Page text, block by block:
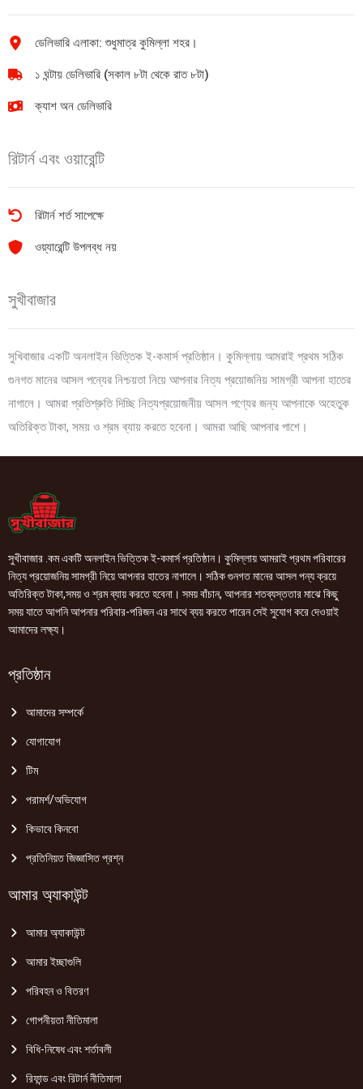
250ml
ডেলিভারি এলাকা: শুধুমাত্র কুমিল্লা শহর।
১ ঘন্টায় ডেলিভারি (সকাল ৮টা থেকে রাত ৮টা)
ক্যাশ অন ডেলিভারি
রিটার্ন এবং ওয়ারেন্টি
রিটার্ন শর্ত সাপেক্ষে
ওয়্যারেন্টি উপলব্ধ নয়
সুখীবাজার
সুখিবাজার একটি অনলাইন ভিত্তিক ই-কমার্স প্রতিষ্ঠান। কুমিল্লায় আমরাই প্রথম সঠিক
গুনগত মানের আসল পন্যের নিশ্চয়তা নিয়ে আপনার নিত্য প্রয়োজনিয় সামগ্রী আপনা হাতের
নাগালে। আমরা প্রতিশ্রুতি দিচ্ছি নিত্যপ্রয়োজনীয় আসল পণ্যের জন্য আপনাকে অহেতুক
অতিরিক্ত টাকা, সময় ও শ্রম ব্যায় করতে হবেনা। আমরা আছি আপনার পাশে।
সুখীবাজার .কম একটি অনলাইন ভিত্তিক ই-কমার্স প্রতিষ্ঠান। কুমিল্লায় আমরাই প্রথম পরিবারের
নিত্য প্রয়োজনিয় সামগ্রী নিয়ে আপনার হাতের নাগালে। সঠিক গুনগত মানের আসল পন্য ক্রয়ে
অতিরিক্ত টাকা,সময় ও শ্রম ব্যায় করতে হবেনা। সময় বাঁচান, আপনার শতব্যস্ততার মাঝে কিছু
সময় যাতে আপনি আপনার পরিবার-পরিজন এর সাথে ব্যয় করতে পারেন সেই সুযোগ করে দেওয়াই
আমাদের লক্ষ্য।
প্রতিষ্ঠান
আমাদের সম্পর্কে
যোগাযোগ
টিম
পরামর্শ/অভিযোগ
কিভাবে কিনবো
প্রতিনিয়ত জিজ্ঞাসিত প্রশ্ন
আমার অ্যাকাউন্ট
আমার অ্যাকাউন্ট
আমার ইচ্ছাগুলি
পরিবহন ও বিতরণ
গোপনীয়তা নীতিমালা
বিধি-নিষেধ এবং শর্তাবলী
রিফান্ড এবং রিটার্ন নীতিমালা